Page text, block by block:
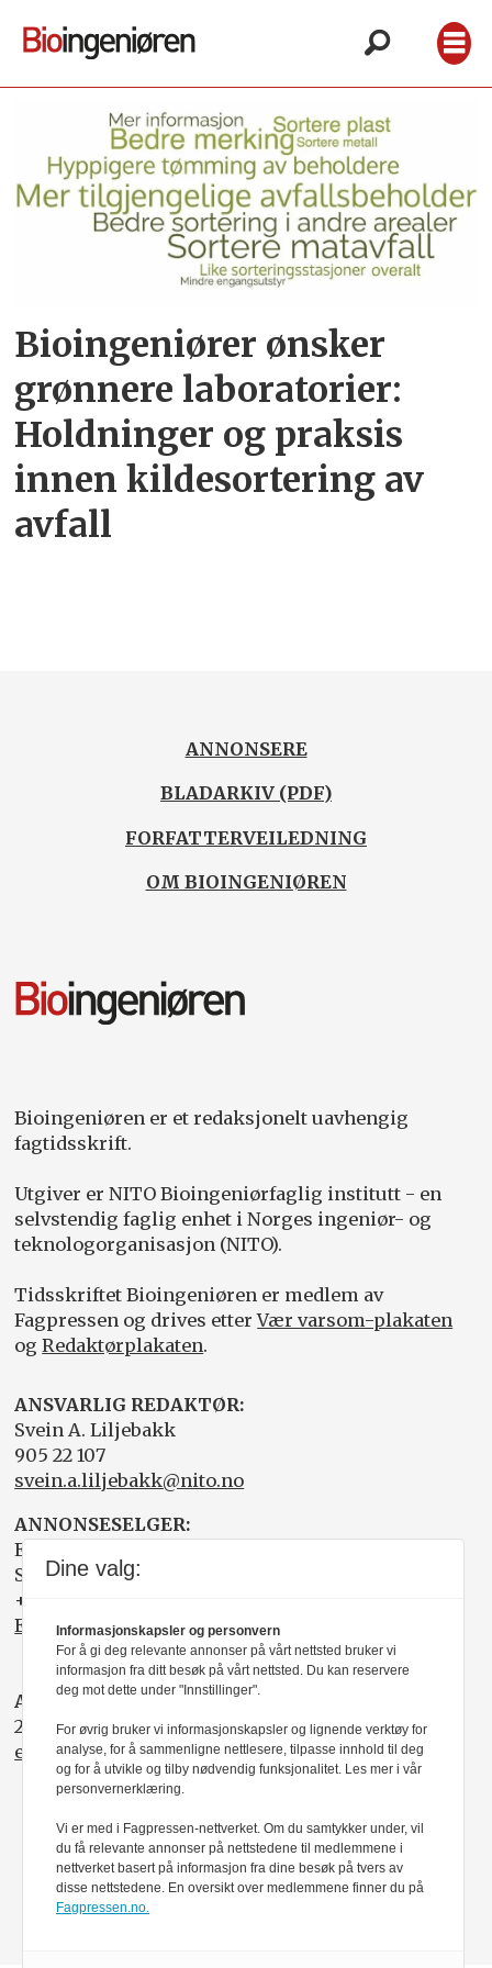
høgskulen
på
vestlandet
Bioingeniører ønsker
grønnere laboratorier:
Holdninger og praksis
innen kildesortering av
avfall
ANNONSERE
BLADARKIV (PDF)
FORFATTERVEILEDNING
OM BIOINGENIØREN
Bioingeniøren er et redaksjonelt uavhengig
fagtidsskrift.
Utgiver er NITO Bioingeniørfaglig institutt - en
selvstendig faglig enhet i Norges ingeniør- og
teknologorganisasjon (NITO).
Tidsskriftet Bioingeniøren er medlem av
Fagpressen og drives etterVær varsom-plakaten
ogRedaktørplakaten.
ANSVARLIG REDAKTØR:
Svein A. Liljebakk
905 22 107
svein.a.liljebakk@nito.no
ANNONSESELGER:
Elisabeth R. Wåde
Salgsfabrikken
+47 919 03 208
Elisabeth@salgsfabrikken.no
ABONNEMENT:
22 05 35 00
epost@nito.no
Dine valg:
Informasjonskapsler og personvern
For å gi deg relevante annonser på vårt nettsted bruker vi
informasjon fra ditt besøk på vårt nettsted. Du kan reservere
deg mot dette under "Innstillinger".
For øvrig bruker vi informasjonskapsler og lignende verktøy for
analyse, for å sammenligne nettlesere, tilpasse innhold til deg
og for å utvikle og tilby nødvendig funksjonalitet. Les mer i vår
personvernerklæring.
Vi er med i Fagpressen-nettverket. Om du samtykker under, vil
du få relevante annonser på nettstedene til medlemmene i
nettverket basert på informasjon fra dine besøk på tvers av
disse nettstedene. En oversikt over medlemmene finner du på
Fagpressen.no.